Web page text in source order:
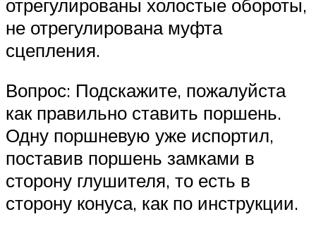
отрегулированы холостые обороты,
не отрегулирована муфта
сцепления.
Вопрос: Подскажите, пожалуйста
как правильно ставить поршень.
Одну поршневую уже испортил,
поставив поршень замками в
сторону глушителя, то есть в
сторону конуса, как по инструкции.